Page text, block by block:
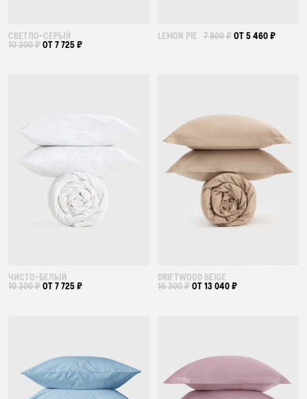
СВЕТЛО-СЕРЫЙ
10 300 ₽ОТ 7 725 ₽
LEMON PIE 7 800 ₽ОТ 5 460 ₽
ЧИСТО-БЕЛЫЙ
10 300 ₽ОТ 7 725 ₽
DRIFTWOOD BEIGE
16 300 ₽ОТ 13 040 ₽